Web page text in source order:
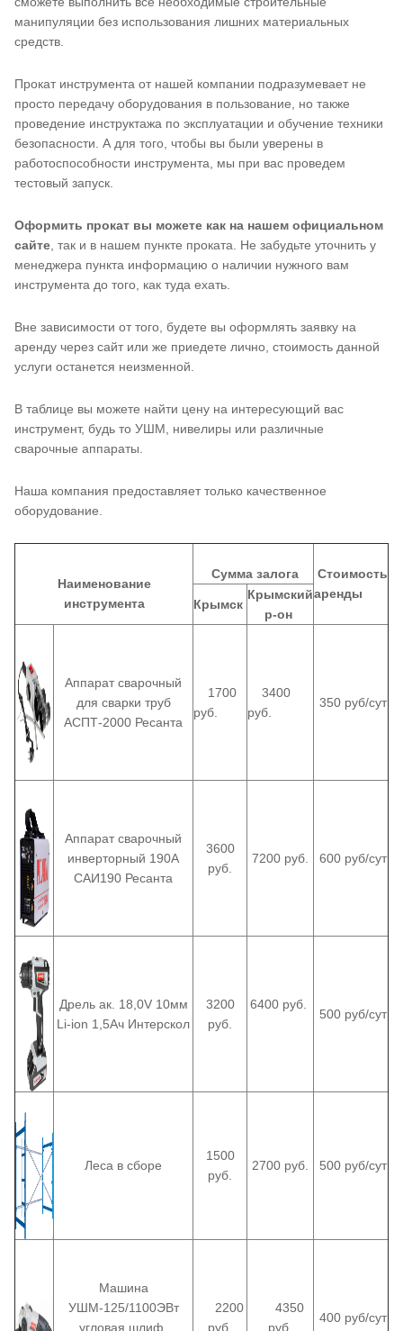
манипуляции без использования лишних материальных
средств.
Прокат инструмента от нашей компании подразумевает не
просто передачу оборудования в пользование, но также
проведение инструктажа по эксплуатации и обучение техники
безопасности. А для того, чтобы вы были уверены в
работоспособности инструмента, мы при вас проведем
тестовый запуск.
Оформить прокат вы можете как на нашем официальном
сайте , так и в нашем пункте проката. Не забудьте уточнить у
менеджера пункта информацию о наличии нужного вам
инструмента до того, как туда ехать.
Вне зависимости от того, будете вы оформлять заявку на
аренду через сайт или же приедете лично, стоимость данной
услуги останется неизменной.
В таблице вы можете найти цену на интересующий вас
инструмент, будь то УШМ, нивелиры или различные
сварочные аппараты.
Наша компания предоставляет только качественное
оборудование.
Наименование
инструмента
Сумма залога
Стоимость
аренды
Крымск
Крымский
р-он
Аппарат сварочный
для сварки труб
АСПТ-2000 Ресанта
1700
руб.
3400
руб.
350 руб/сут
Аппарат сварочный
инверторный 190А
САИ190 Ресанта
3600
руб.
7200 руб. 600 руб/сут
Дрель ак. 18,0V 10мм
Li-ion 1,5Aч Интерскол
3200
руб.
6400 руб.
500 руб/сут
Леса в сборе
1500
руб.
2700 руб. 500 руб/сут
Машина
УШМ-125/1100ЭВт
угловая шлиф.
2200
руб.
4350
руб.
400 руб/сут